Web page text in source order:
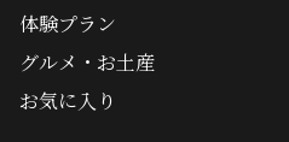
体験プラン
グルメ・お土産
お気に入り